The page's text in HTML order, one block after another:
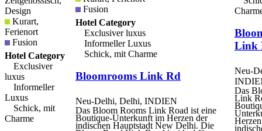
Design
Kurart,
Ferienort
Fusion
Hotel Category
Exclusiver
luxus
Informeller
Luxus
Schick, mit
Charme
Fusion
Hotel Category
Exclusiver luxus
Informeller Luxus
Schick, mit Charme
Bloomrooms Link Rd
Neu-Delhi, Delhi, INDIEN
Das Bloom Rooms Link Road ist eine
Boutique-Unterkunft im Herzen der
indischen Hauptstadt New Delhi. Die
Link
Neu-
Das
Link